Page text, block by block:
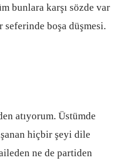
bunlara karşı sözde var
seferinde boşa düşmesi.
atıyorum. Üstümde
hiçbir şeyi dile
ne de partiden